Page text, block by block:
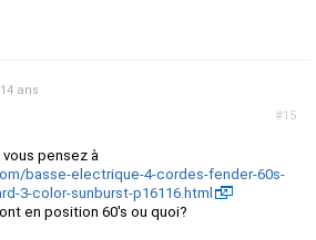
#15
ans
vous pensez à
basse-electrique-4-cordes-fender-60s-
3-color-sunburst-p16116.html
en position 60's ou quoi?